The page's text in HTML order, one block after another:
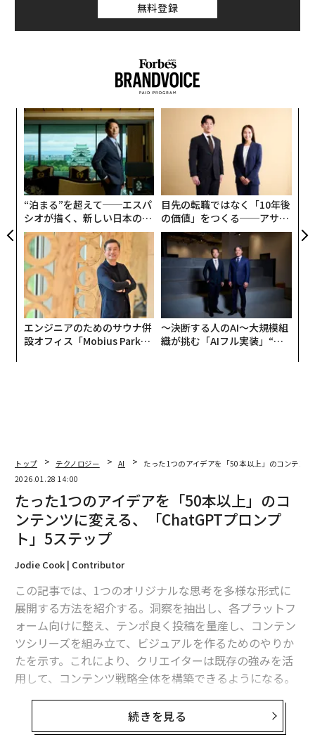
無料登録
“泊まる”を超えて──エスパ
シオが描く、新しい日本のラ
グジュアリー（前編）
目先の転職ではなく「10年後
の価値」をつくる──アサイ
ンの長期伴走型支援とは
エンジニアのためのサウナ併
設オフィス「Mobius Park」
〜決断する人のAI〜大規模組
織が挑む「AIフル実装」“使
トップ テクノロジー AI
たった1つのアイデアを「50本以上」のコンテン
2026.01.28 14:00
たった1つのアイデアを「50本以上」のコ
ンテンツに変える、「ChatGPTプロンプ
ト」5ステップ
Jodie Cook | Contributor
この記事では、1つのオリジナルな思考を多様な形式に
展開する方法を紹介する。洞察を抽出し、各プラットフ
ォーム向けに整え、テンポ良く投稿を量産し、コンテン
ツシリーズを組み立て、ビジュアルを作るためのやりか
たを示す。これにより、クリエイターは既存の強みを活
用して、コンテンツ戦略全体を構築できるようになる。
コンテンツ制作は、かつてはブレーンストーミング、執
筆、編集に何時間もかかっていた。しかしAIは、タイプ
続きを見る